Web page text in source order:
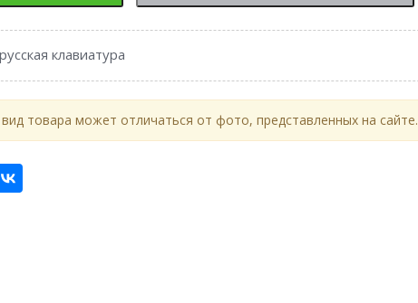
клавиатура
товара может отличаться от фото, представленных на сайте.